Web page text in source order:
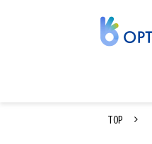
TOP